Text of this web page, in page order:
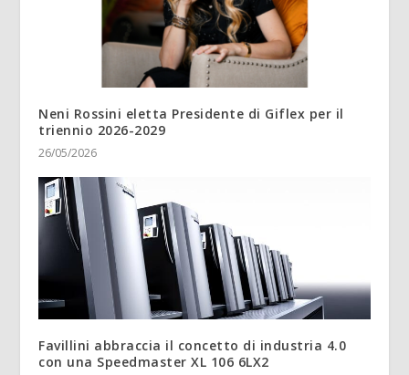
Neni Rossini eletta Presidente di Giflex per il
triennio 2026-2029
26/05/2026
Favillini abbraccia il concetto di industria 4.0
con una Speedmaster XL 106 6LX2